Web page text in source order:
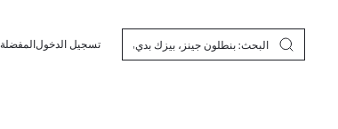
تسجيل الدخولالمفضلة